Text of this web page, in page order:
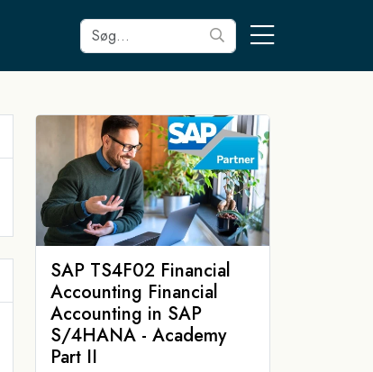
SAP TS4F02 Financial
Accounting Financial
Accounting in SAP
S/4HANA - Academy
Part II